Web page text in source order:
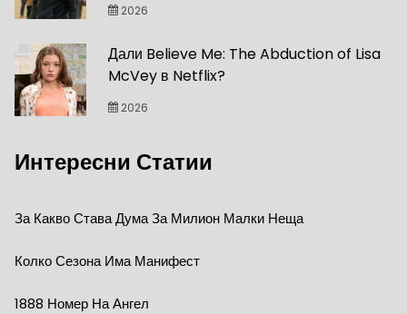
2026
Дали Believe Me: The Abduction of Lisa
McVey в Netflix?
2026
Интересни Статии
За Какво Става Дума За Милион Малки Неща
Колко Сезона Има Манифест
1888 Номер На Ангел